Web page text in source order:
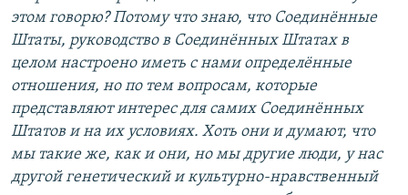
этом говорю? Потому что знаю, что Соединённые
Штаты, руководство в Соединённых Штатах в
целом настроено иметь с нами определённые
отношения, но по тем вопросам, которые
представляют интерес для самих Соединённых
Штатов и на их условиях. Хоть они и думают, что
мы такие же, как и они, но мы другие люди, у нас
другой генетический и культурно-нравственный